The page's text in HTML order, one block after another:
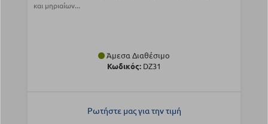
και μηριαίων...
Άμεσα Διαθέσιμο
Κωδικός: DZ31
Ρωτήστε μας για την τιμή